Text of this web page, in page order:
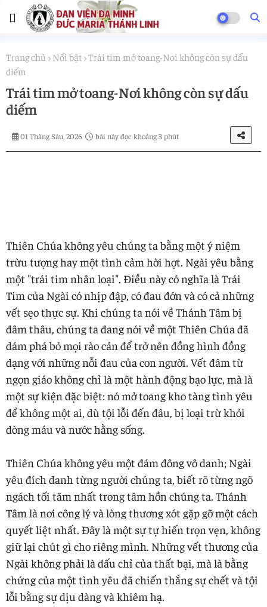
Trang chủ Nổi bật Trái tim mở toang-Nơi không còn sự dấu
diếm
Trái tim mở toang-Nơi không còn sự dấu
diếm
01 Tháng Sáu, 2026 bài này đọc khoảng 3 phút
Thiên Chúa không yêu chúng ta bằng một ý niệm
trừu tượng hay một tình cảm hời hợt. Ngài yêu bằng
một "trái tim nhân loại". Điều này có nghĩa là Trái
Tim của Ngài có nhịp đập, có đau đớn và có cả những
vết sẹo thực sự. Khi chúng ta nói về Thánh Tâm bị
đâm thâu, chúng ta đang nói về một Thiên Chúa đã
dám phá bỏ mọi rào cản để trở nên đồng hình đồng
dạng với những nỗi đau của con người. Vết đâm từ
ngọn giáo không chỉ là một hành động bạo lực, mà là
một sự kiện đặc biệt: nó mở toang kho tàng tình yêu
để không một ai, dù tội lỗi đến đâu, bị loại trừ khỏi
dòng máu và nước hằng sống.
Thiên Chúa không yêu một đám đông vô danh; Ngài
yêu đích danh từng người chúng ta, biết rõ từng ngõ
ngách tối tăm nhất trong tâm hồn chúng ta. Thánh
Tâm là nơi công lý và lòng thương xót gặp gỡ một cách
quyết liệt nhất. Đây là một sự tự hiến trọn vẹn, không
giữ lại chút gì cho riêng mình. Những vết thương của
Ngài không phải là dấu chỉ của thất bại, mà là bằng
chứng của một tình yêu đã chiến thắng sự chết và tội
lỗi bằng sự dịu dàng và khiêm hạ.